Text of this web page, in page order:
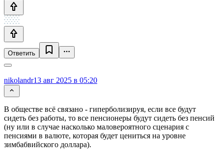
Ответить
nikolandr13 авг 2025 в 05:20
В обществе всё связано - гиперболизируя, если все будут
сидеть без работы, то все пенсионеры будут сидеть без пенсий
(ну или в случае насколько маловероятного сценария с
пенсиями в валюте, которая будет цениться на уровне
зимбабвийского доллара).